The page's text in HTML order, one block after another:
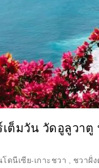
เต็มวัน วัดอูลูวา
โดนีเซีย-เกาะชวา ชวาฝั่